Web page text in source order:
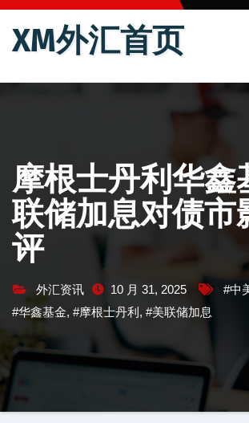
跳
XM外汇首页
摩根士丹利华鑫
联储加息对债市
评
外汇资讯 10 月 31, 2025 #中
#华鑫基金, #摩根士丹利 , #美联储加息